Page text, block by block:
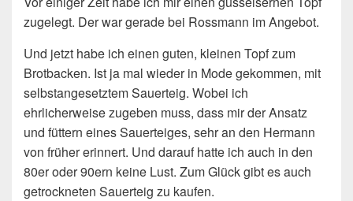
zugelegt. Der war gerade bei Rossmann im Angebot.
Und jetzt habe ich einen guten, kleinen Topf zum
Brotbacken. Ist ja mal wieder in Mode gekommen, mit
selbstangesetztem Sauerteig. Wobei ich
ehrlicherweise zugeben muss, dass mir der Ansatz
und füttern eines Sauerteiges, sehr an den Hermann
von früher erinnert. Und darauf hatte ich auch in den
80er oder 90ern keine Lust. Zum Glück gibt es auch
getrockneten Sauerteig zu kaufen.